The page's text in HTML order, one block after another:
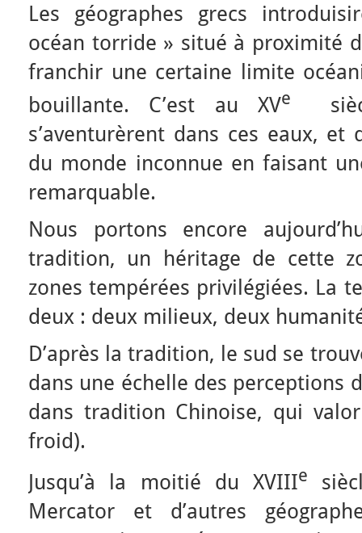
Les géographes grecs
océan torride » situé à proximité
franchir une certaine limite
bouillante. C’est au XVe
s’aventurèrent dans ces eaux,
du monde inconnue en faisant
remarquable.
Nous portons encore
tradition, un héritage de cette
zones tempérées privilégiées. La
deux : deux milieux, deux
D’après la tradition, le sud se
dans une échelle des perceptions
dans tradition Chinoise, qui
froid).
Jusqu’à la moitié du XVIIIe
Mercator et d’autres